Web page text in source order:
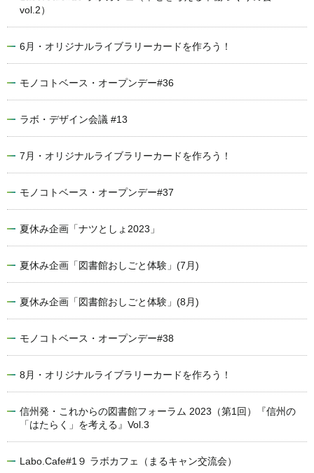
vol.2）
6月・オリジナルライブラリーカードを作ろう！
モノコトベース・オープンデー#36
ラボ・デザイン会議 #13
7月・オリジナルライブラリーカードを作ろう！
モノコトベース・オープンデー#37
夏休み企画「ナツとしょ2023」
夏休み企画「図書館おしごと体験」(7月)
夏休み企画「図書館おしごと体験」(8月)
モノコトベース・オープンデー#38
8月・オリジナルライブラリーカードを作ろう！
信州発・これからの図書館フォーラム 2023（第1回）『信州の
「はたらく」を考える』Vol.3
Labo.Cafe#1９ ラボカフェ（まるキャン交流会）